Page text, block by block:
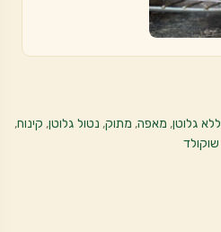
ללא גלוטן, מאפה, מתוק, נטול גלוטן, קינוח,
שוקולד